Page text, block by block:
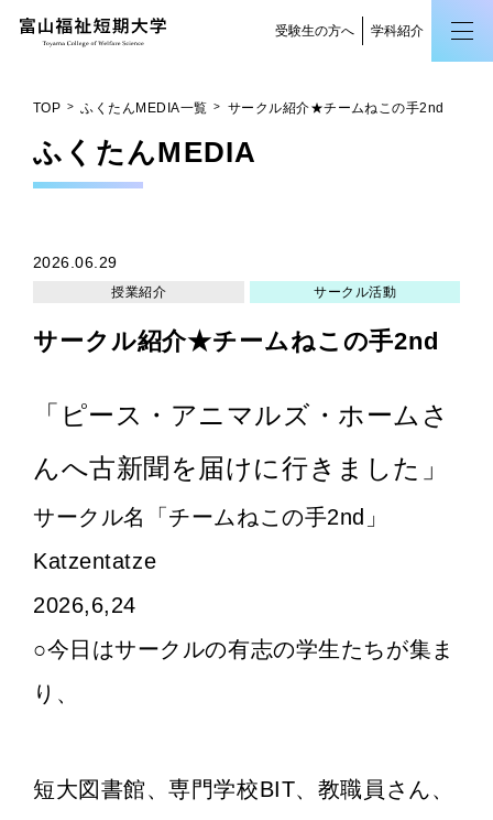
受験生の方へ 学科紹介
TOP ふくたんMEDIA一覧 サークル紹介★チームねこの手2nd
ふくたんMEDIA
2026.06.29
授業紹介 サークル活動
サークル紹介★チームねこの手2nd
「ピース・アニマルズ・ホームさ
んへ古新聞を届けに行きました」
サークル名「チームねこの手2nd」
Katzentatze
2026,6,24
○今日はサークルの有志の学生たちが集ま
り、
短大図書館、専門学校BIT、教職員さん、